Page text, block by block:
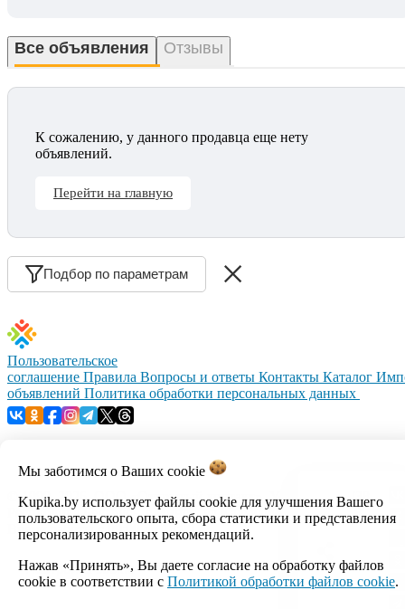
Все объявления Отзывы
К сожалению, у данного продавца еще нету
объявлений.
Перейти на главную
Подбор по параметрам
Мы заботимся о Ваших cookie
Kupika.by использует файлы cookie для улучшения Вашего
пользовательского опыта, сбора статистики и представления
персонализированных рекомендаций.
Нажав «Принять», Вы даете согласие на обработку файлов
cookie в соответствии с Политикой обработки файлов cookie.
Пользовательское
соглашение Правила Вопросы и ответы Контакты Каталог
объявлений Политика обработки персональных данных
© 1999–2026, ООО «Открытый контакт». УНП 100008738.
Республика Беларусь, г.Минск, ул.Кальварийская, 17-518.
Время работы с 09:00 до 18:00.
Настройка cookie